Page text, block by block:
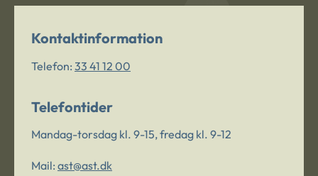
Kontaktinformation
Telefon: 33 41 12 00
Telefontider
Mandag-torsdag kl. 9-15, fredag kl. 9-12
Mail: ast@ast.dk